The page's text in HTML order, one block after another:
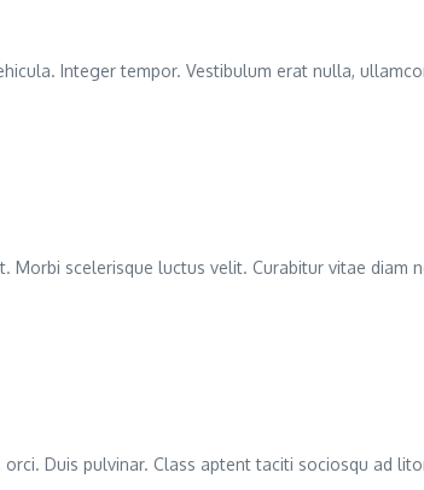
Integer tempor. Vestibulum erat nulla,
scelerisque luctus velit. Curabitur vitae diam
Duis pulvinar. Class aptent taciti sociosqu ad